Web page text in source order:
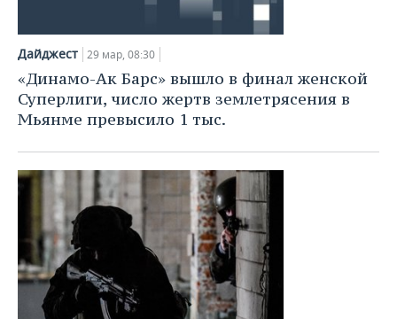
Дайджест 29 мар, 08:30
«Динамо-Ак Барс» вышло в финал женской
Суперлиги, число жертв землетрясения в
Мьянме превысило 1 тыс.